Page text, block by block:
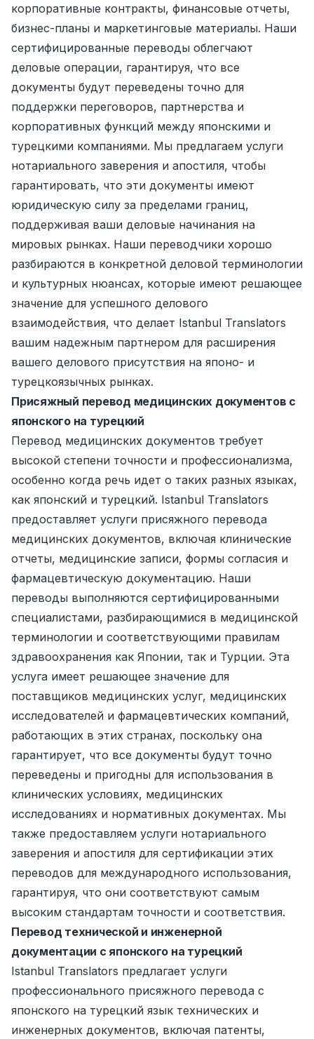
корпоративные контракты, финансовые отчеты,
бизнес-планы и маркетинговые материалы. Наши
сертифицированные переводы облегчают
деловые операции, гарантируя, что все
документы будут переведены точно для
поддержки переговоров, партнерства и
корпоративных функций между японскими и
турецкими компаниями. Мы предлагаем услуги
нотариального заверения и апостиля, чтобы
гарантировать, что эти документы имеют
юридическую силу за пределами границ,
поддерживая ваши деловые начинания на
мировых рынках. Наши переводчики хорошо
разбираются в конкретной деловой терминологии
и культурных нюансах, которые имеют решающее
значение для успешного делового
взаимодействия, что делает Istanbul Translators
вашим надежным партнером для расширения
вашего делового присутствия на японо- и
турецкоязычных рынках.
Присяжный перевод медицинских документов с
японского на турецкий
Перевод медицинских документов требует
высокой степени точности и профессионализма,
особенно когда речь идет о таких разных языках,
как японский и турецкий. Istanbul Translators
предоставляет услуги присяжного перевода
медицинских документов, включая клинические
отчеты, медицинские записи, формы согласия и
фармацевтическую документацию. Наши
переводы выполняются сертифицированными
специалистами, разбирающимися в медицинской
терминологии и соответствующими правилам
здравоохранения как Японии, так и Турции. Эта
услуга имеет решающее значение для
поставщиков медицинских услуг, медицинских
исследователей и фармацевтических компаний,
работающих в этих странах, поскольку она
гарантирует, что все документы будут точно
переведены и пригодны для использования в
клинических условиях, медицинских
исследованиях и нормативных документах. Мы
также предоставляем услуги нотариального
заверения и апостиля для сертификации этих
переводов для международного использования,
гарантируя, что они соответствуют самым
высоким стандартам точности и соответствия.
Перевод технической и инженерной
документации с японского на турецкий
Istanbul Translators предлагает услуги
профессионального присяжного перевода с
японского на турецкий язык технических и
инженерных документов, включая патенты,